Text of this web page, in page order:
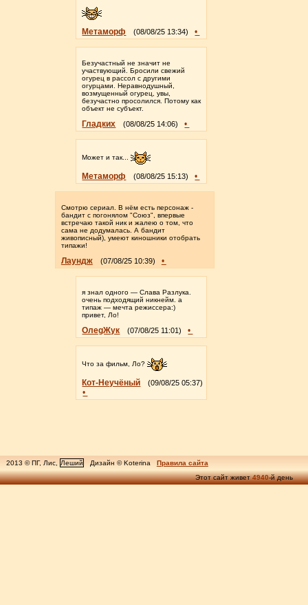
Метаморф (08/08/25 13:34) •
Безучастный не значит не
участвующий. Бросили свежий
огурец в рассол с другими
огурцами. Неравнодушный,
возмущенный огурец, увы,
безучастно просолился. Потому как
объект не субъект.
Гладких (08/08/25 14:06) •
Может и так...
Метаморф (08/08/25 15:13) •
Смотрю сериал. В нём есть персонаж -
бандит с погонялом "Союз", впервые
встречаю такой ник и жалею о том, что
сама не додумалась. А бандит
живописный), умеют киношники отобрать
типажи!
Лаундж (07/08/25 10:39) •
я знал одного — Слава Разлука.
очень подходящий никнейм. а
типаж — мечта режиссера:)
привет, Ло!
ОлеgЖук (07/08/25 11:01) •
Что за фильм, Ло?
Кот-Неучёный (09/08/25 05:37)
•
2013 © ПГ, Лис, Леший Дизайн © Koterina
Правила сайта
Этот сайт живет4940-й день